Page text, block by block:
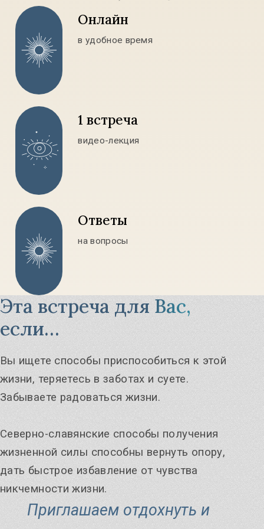
Узнать
Онлайн
в удобное время
1 встреча
видео-лекция
Ответы
на вопросы
Эта встреча для Вас,
если…
Вы ищете способы приспособиться к этой
жизни, теряетесь в заботах и суете.
Забываете радоваться жизни.
Северно-славянские способы получения
жизненной силы способны вернуть опору,
дать быстрое избавление от чувства
никчемности жизни.
Приглашаем отдохнуть и